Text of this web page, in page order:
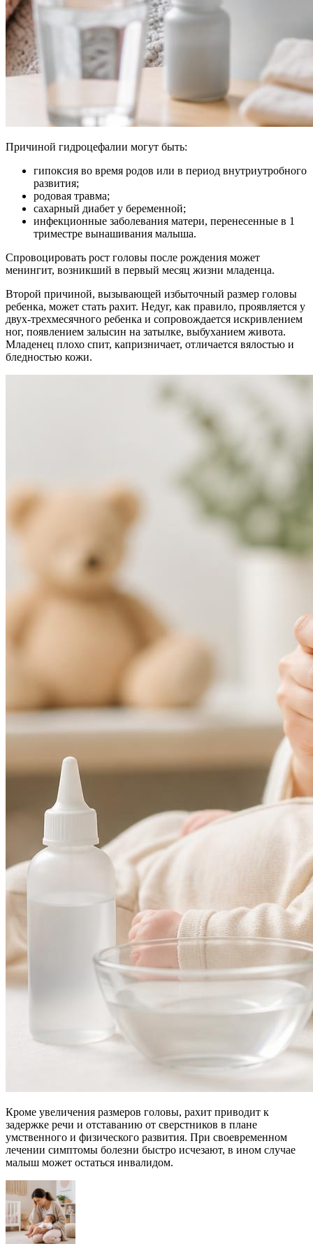
Причиной гидроцефалии могут быть:
гипоксия во время родов или в период внутриутробного
развития;
родовая травма;
сахарный диабет у беременной;
инфекционные заболевания матери, перенесенные в 1
триместре вынашивания малыша.
Спровоцировать рост головы после рождения может
менингит, возникший в первый месяц жизни младенца.
Второй причиной, вызывающей избыточный размер головы
ребенка, может стать рахит. Недуг, как правило, проявляется у
двух-трехмесячного ребенка и сопровождается искривлением
ног, появлением залысин на затылке, выбуханием живота.
Младенец плохо спит, капризничает, отличается вялостью и
бледностью кожи.
Кроме увеличения размеров головы, рахит приводит к
задержке речи и отставанию от сверстников в плане
умственного и физического развития. При своевременном
лечении симптомы болезни быстро исчезают, в ином случае
малыш может остаться инвалидом.